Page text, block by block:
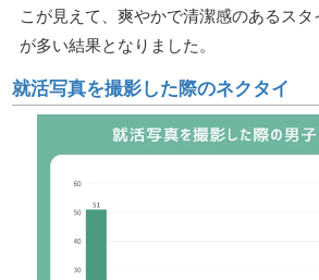
こが見えて、爽やかで清潔感のあるス
が多い結果となりました。
就活写真を撮影した際のネクタイ